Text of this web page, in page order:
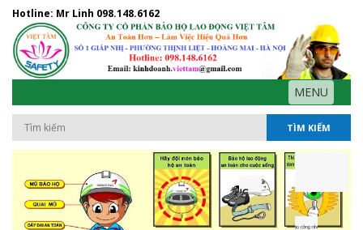
Hotline: Mr Linh 098.148.6162
MENU
TÌM KIẾM